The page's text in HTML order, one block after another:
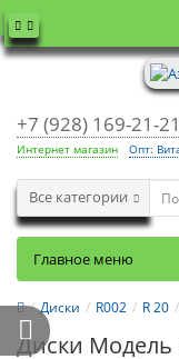
+7 (928) 169-21-21
Интернет магазин Опт:
Все категории
Главное меню
Диски R002 R 20
Диски Модель